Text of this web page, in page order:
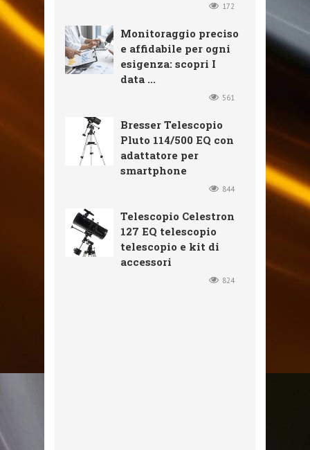
172
Monitoraggio preciso
e affidabile per ogni
esigenza: scopri I
data ...
561
Bresser Telescopio
Pluto 114/500 EQ con
adattatore per
smartphone
844
Telescopio Celestron
127 EQ telescopio
telescopio e kit di
accessori
824